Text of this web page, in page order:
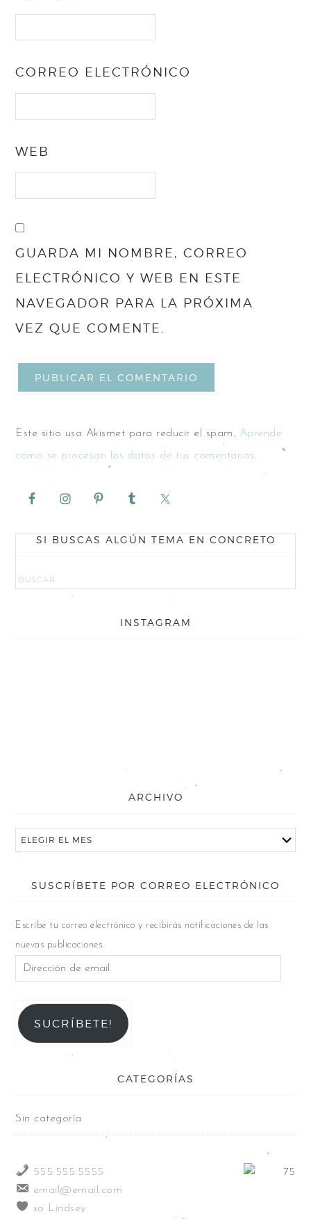
CORREO ELECTRÓNICO
WEB
GUARDA MI NOMBRE, CORREO
ELECTRÓNICO Y WEB EN ESTE
NAVEGADOR PARA LA PRÓXIMA
VEZ QUE COMENTE.
Este sitio usa Akismet para reducir el spam. Aprende
cómo se procesan los datos de tus comentarios.
SI BUSCAS ALGÚN TEMA EN CONCRETO
INSTAGRAM
ARCHIVO
SUSCRÍBETE POR CORREO ELECTRÓNICO
Escribe tu correo electrónico y recibirás notificaciones de las
nuevas publicaciones.
SUCRÍBETE!
CATEGORÍAS
Sin categoría
555.555.5555
email@email.com
xo Lindsey